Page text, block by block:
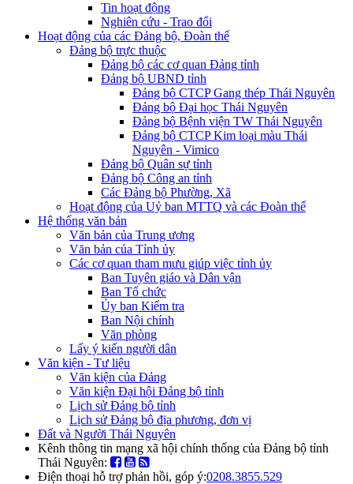
Tin hoạt động
Nghiên cứu - Trao đổi
Hoạt động của các Đảng bộ, Đoàn thể
Đảng bộ trực thuộc
Đảng bộ các cơ quan Đảng tỉnh
Đảng bộ UBND tỉnh
Đảng bộ CTCP Gang thép Thái Nguyên
Đảng bộ Đại học Thái Nguyên
Đảng bộ Bệnh viện TW Thái Nguyên
Đảng bộ CTCP Kim loại màu Thái
Nguyên - Vimico
Đảng bộ Quân sự tỉnh
Đảng bộ Công an tỉnh
Các Đảng bộ Phường, Xã
Hoạt động của Uỷ ban MTTQ và các Đoàn thể
Hệ thống văn bản
Văn bản của Trung ương
Văn bản của Tỉnh ủy
Các cơ quan tham mưu giúp việc tỉnh ủy
Ban Tuyên giáo và Dân vận
Ban Tổ chức
Ủy ban Kiểm tra
Ban Nội chính
Văn phòng
Lấy ý kiến người dân
Văn kiện - Tư liệu
Văn kiện của Đảng
Văn kiện Đại hội Đảng bộ tỉnh
Lịch sử Đảng bộ tỉnh
Lịch sử Đảng bộ địa phương, đơn vị
Đất và Người Thái Nguyên
Kênh thông tin mạng xã hội chính thống của Đảng bộ tỉnh
Thái Nguyên:
Điện thoại hỗ trợ phản hồi, góp ý:0208.3855.529